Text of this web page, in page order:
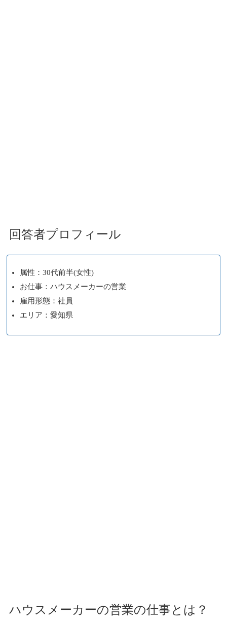
回答者プロフィール
属性：30代前半(女性)
お仕事：ハウスメーカーの営業
雇用形態：社員
エリア：愛知県
ハウスメーカーの営業の仕事とは？